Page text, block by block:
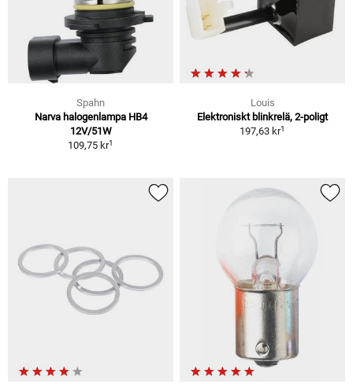
Spahn
Narva halogenlampa HB4
12V/51W
109,75 kr1
Louis
Elektroniskt blinkrelä, 2-poligt
197,63 kr1